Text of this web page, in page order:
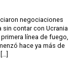
negociaciones
sin contar con Ucrania
línea de fuego,
hace ya más de